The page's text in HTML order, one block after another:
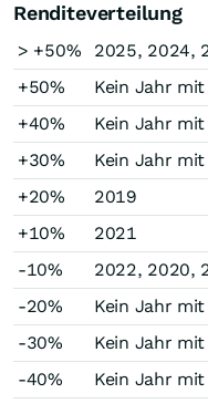
Renditeverteilung
> +50%
2025, 2024,
+50%
Kein Jahr
+40%
Kein Jahr
+30%
Kein Jahr
+20%
2019
+10%
2021
-10%
2022, 2020,
-20%
Kein Jahr
-30%
Kein Jahr
-40%
Kein Jahr